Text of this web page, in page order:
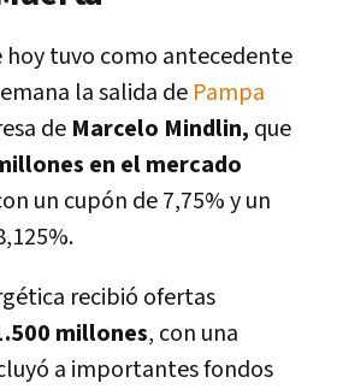
hoy tuvo como antecedente
la salida de Pampa
de Marcelo Mindlin, que
en el mercado
un cupón de 7,75% y un
recibió ofertas
millones, con una
a importantes fondos